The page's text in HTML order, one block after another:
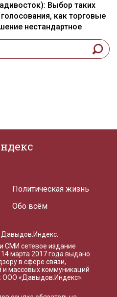
Выбор таких
как торговые
нестандартное
Политическая жизнь
Обо всём
СМИ сетевое издание
марта 2017 года выдано
в сфере связи,
массовых коммуникаций
ООО «Давыдов.Индекс».